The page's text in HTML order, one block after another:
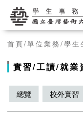
學生事務處
首頁 單位業務 學生
實習/工讀/就業
總覽 校外實習